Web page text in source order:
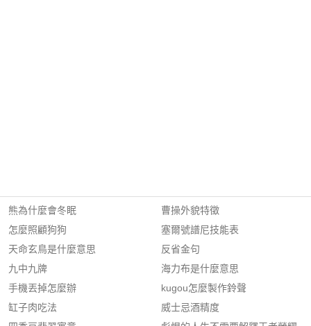
熊為什麼會冬眠
怎麼照顧狗狗
天命玄鳥是什麼意思
九中九牌
手機丟掉怎麼辦
缸子肉吃法
曹操外貌特徵
塞爾號譜尼技能表
反省金句
海力布是什麼意思
kugou怎麼製作鈴聲
威士忌酒精度